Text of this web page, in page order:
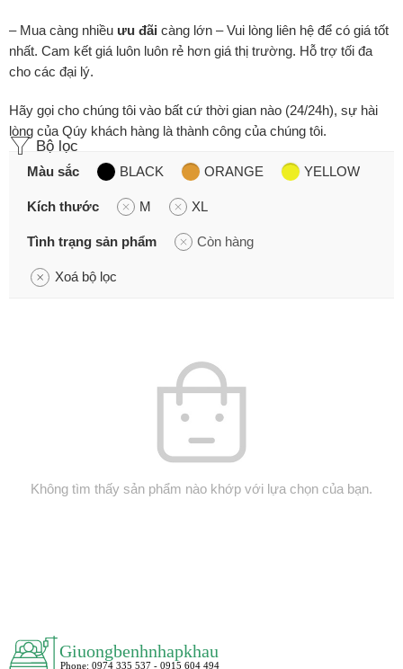
– Mua càng nhiều ưu đãi càng lớn – Vui lòng liên hệ để có giá tốt
nhất. Cam kết giá luôn luôn rẻ hơn giá thị trường. Hỗ trợ tối đa
cho các đại lý.
Hãy gọi cho chúng tôi vào bất cứ thời gian nào (24/24h), sự hài
lòng của Qúy khách hàng là thành công của chúng tôi.
Bộ lọc
Màu sắc BLACK ORANGE YELLOW
Kích thước M XL
Tình trạng sản phẩm Còn hàng
Xoá bộ lọc
Không tìm thấy sản phẩm nào khớp với lựa chọn của bạn.